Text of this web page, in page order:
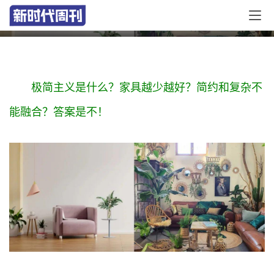
赢了……
极简主义是什么？家具越少越好？简约和复杂不
能融合？答案是不！